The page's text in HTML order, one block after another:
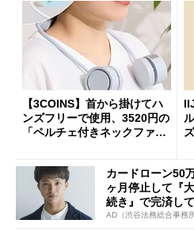
【3COINS】首から掛けてハ
ンズフリーで使用、3520円の
「ペルチェ付きネックファ
カードローン50
ヶ月停止して『
続き』で完済して
AD（渋谷法務総合事務所